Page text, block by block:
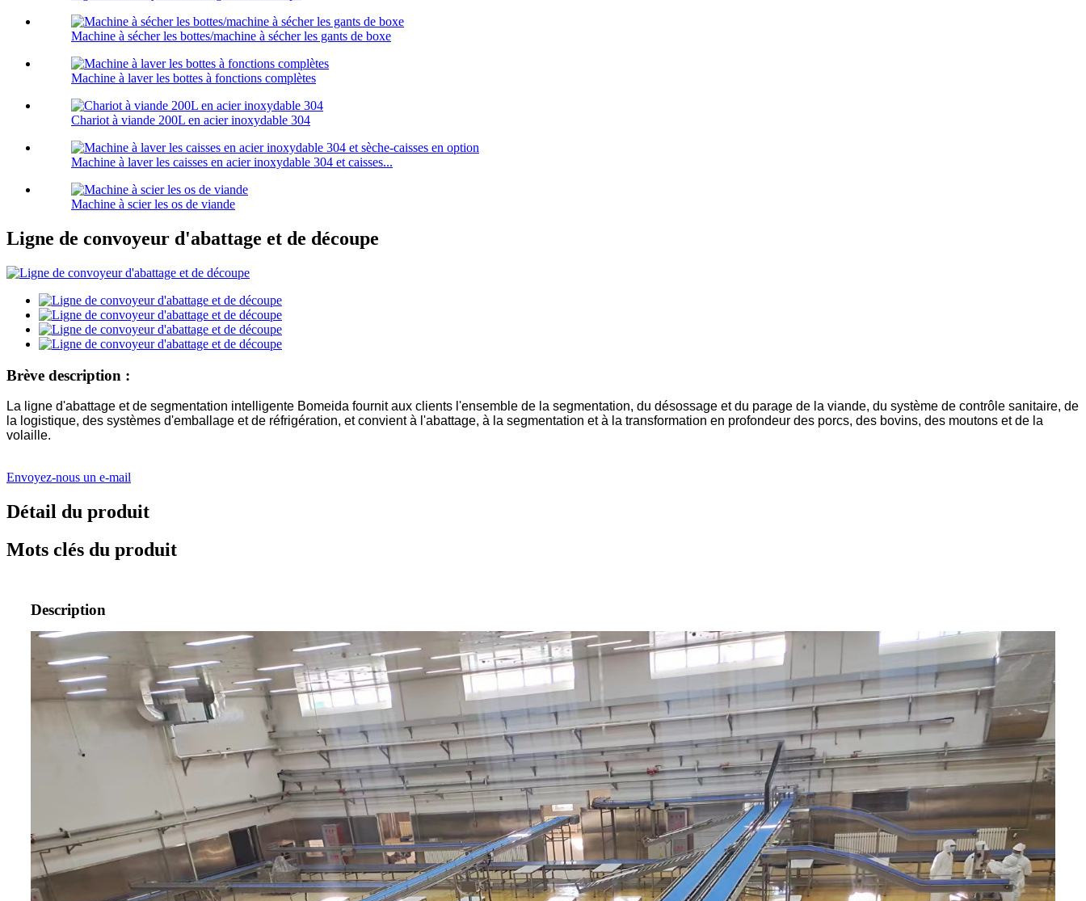
Machine à sécher les bottes/machine à sécher les gants de boxe
Machine à laver les bottes à fonctions complètes
Chariot à viande 200L en acier inoxydable 304
Machine à laver les caisses en acier inoxydable 304 et caisses...
Machine à scier les os de viande
Ligne de convoyeur d'abattage et de découpe
Brève description :
La ligne d'abattage et de segmentation intelligente Bomeida fournit aux clients l'ensemble de la segmentation, du désossage et du parage de la viande, du système de contrôle sanitaire, de
la logistique, des systèmes d'emballage et de réfrigération, et convient à l'abattage, à la segmentation et à la transformation en profondeur des porcs, des bovins, des moutons et de la
volaille.
Envoyez-nous un e-mail
Détail du produit
Mots clés du produit
Description